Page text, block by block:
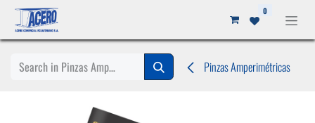
Ir al contenido 0
Pinzas Amperimétricas